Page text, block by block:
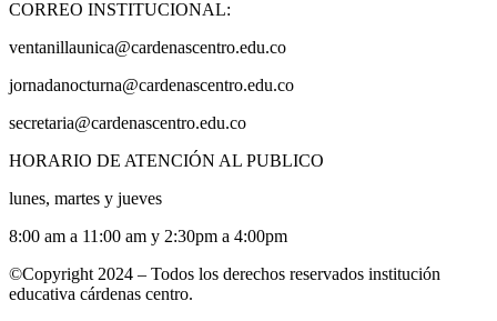
CORREO INSTITUCIONAL:
ventanillaunica@cardenascentro.edu.co
jornadanocturna@cardenascentro.edu.co
secretaria@cardenascentro.edu.co
HORARIO DE ATENCIÓN AL PUBLICO
lunes, martes y jueves
8:00 am a 11:00 am y 2:30pm a 4:00pm
©Copyright 2024 – Todos los derechos reservados institución
educativa cárdenas centro.